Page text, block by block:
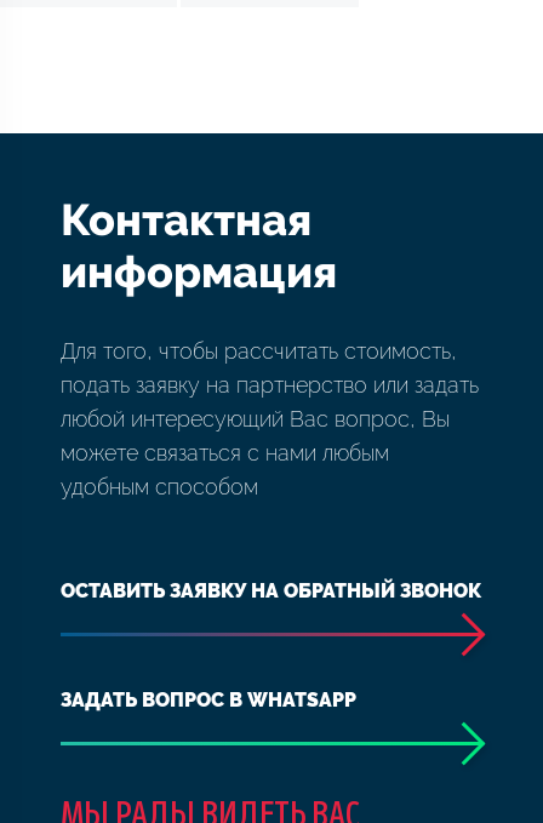
Контактная
информация
Для того, чтобы рассчитать стоимость,
подать заявку на партнерство или задать
любой интересующий Вас вопрос, Вы
можете связаться с нами любым
удобным способом
ОСТАВИТЬ ЗАЯВКУ НА ОБРАТНЫЙ ЗВОНОК
ЗАДАТЬ ВОПРОС В WHATSAPP